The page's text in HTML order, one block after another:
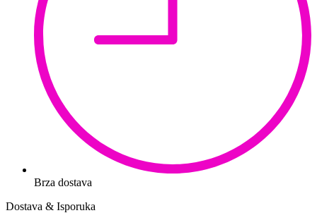
Brza dostava
Dostava & Isporuka